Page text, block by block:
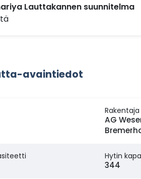
Lauttakannen suunnitelma
avaintiedot
Rakentaja
AG
Hytin
344